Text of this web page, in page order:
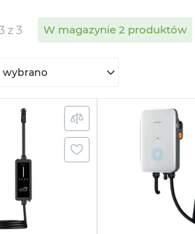
z 3 W magazynie 2 produktów
wybrano